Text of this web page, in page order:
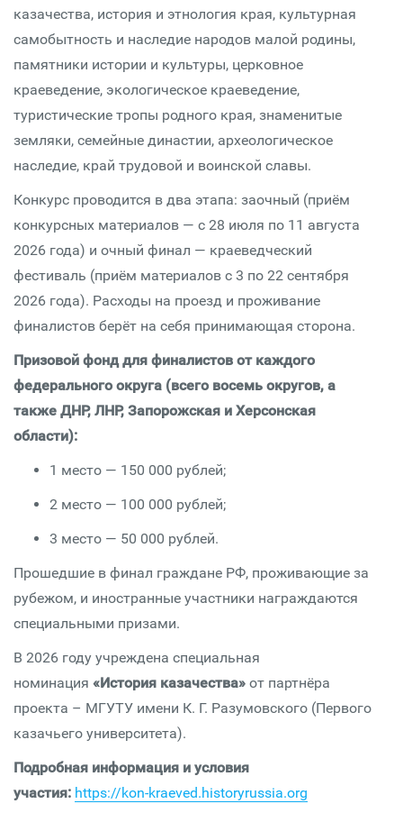
казачества, история и этнология края, культурная
самобытность и наследие народов малой родины,
памятники истории и культуры, церковное
краеведение, экологическое краеведение,
туристические тропы родного края, знаменитые
земляки, семейные династии, археологическое
наследие, край трудовой и воинской славы.
Конкурс проводится в два этапа: заочный (приём
конкурсных материалов — с 28 июля по 11 августа
2026 года) и очный финал — краеведческий
фестиваль (приём материалов с 3 по 22 сентября
2026 года). Расходы на проезд и проживание
финалистов берёт на себя принимающая сторона.
Призовой фонд для финалистов от каждого
федерального округа (всего восемь округов, а
также ДНР, ЛНР, Запорожская и Херсонская
области):
1 место — 150 000 рублей;
2 место — 100 000 рублей;
3 место — 50 000 рублей.
Прошедшие в финал граждане РФ, проживающие за
рубежом, и иностранные участники награждаются
специальными призами.
В 2026 году учреждена специальная
номинация «История казачества» от партнёра
проекта – МГУТУ имени К. Г. Разумовского (Первого
казачьего университета).
Подробная информация и условия
участия: https://kon-kraeved.historyrussia.org